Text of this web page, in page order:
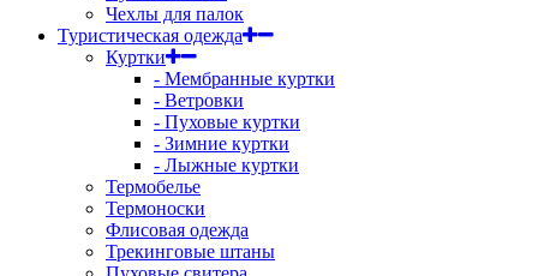
Чехлы для палок
Туристическая одежда
Куртки
- Мембранные куртки
- Ветровки
- Пуховые куртки
- Зимние куртки
- Лыжные куртки
Термобелье
Термоноски
Флисовая одежда
Трекинговые штаны